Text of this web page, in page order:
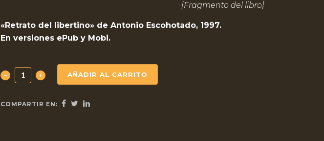
[Fragmento del libro]
«Retrato del libertino» de Antonio Escohotado, 1997.
En versiones ePub y Mobi.
Retrato
AÑADIR AL CARRITO
COMPARTIR EN: